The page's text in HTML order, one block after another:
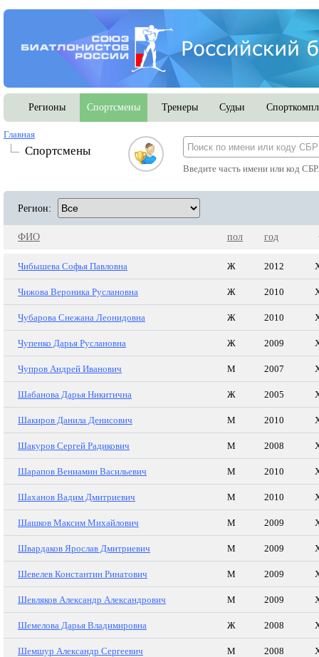
Регионы Спортсмены Тренеры Судьи
Главная
Спортсмены
Введите часть имени или код
Регион:
ФИО пол год
Чибышева Софья Павловна Ж 2012
Чижова Вероника Руслановна Ж 2010
Чубарова Снежана Леонидовна Ж 2010
Чупенко Дарья Руслановна Ж 2009
Чупров Андрей Иванович М 2007
Шабанова Дарья Никитична Ж 2005
Шакиров Данила Денисович М 2010
Шакуров Сергей Радикович М 2008
Шарапов Вениамин Васильевич М 2010
Шаханов Вадим Дмитриевич М 2010
Шашков Максим Михайлович М 2009
Швардаков Ярослав Дмитриевич М 2009
Шевелев Константин Ринатович М 2009
Шевляков Александр Александрович М 2009
Шемелова Дарья Владимировна Ж 2008
Шемшур Александр Сергеевич М 2008